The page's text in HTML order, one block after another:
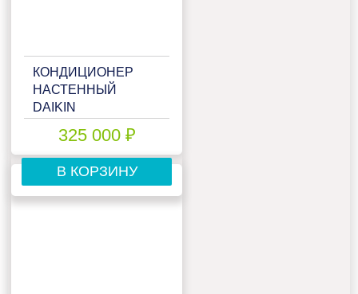
КОНДИЦИОНЕР
НАСТЕННЫЙ
DAIKIN
325 000 ₽
В КОРЗИНУ